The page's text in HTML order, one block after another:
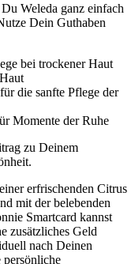
Weleda ganz einfach
Dein Guthaben
bei trockener Haut
die sanfte Pflege der
Momente der Ruhe​
zu Deinem
erfrischenden Citrus
mit der belebenden
Smartcard kannst
zusätzliches Geld
nach Deinen
persönliche